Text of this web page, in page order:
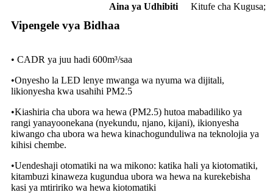
Aina ya Udhibiti
Kitufe cha Kugusa;
Vipengele vya Bidhaa
• CADR ya juu hadi 600m³/saa
•Onyesho la LED lenye mwanga wa nyuma wa dijitali,
likionyesha kwa usahihi PM2.5
•Kiashiria cha ubora wa hewa (PM2.5) hutoa mabadiliko ya
rangi yanayoonekana (nyekundu, njano, kijani), ikionyesha
kiwango cha ubora wa hewa kinachogunduliwa na teknolojia ya
kihisi chembe.
•Uendeshaji otomatiki na wa mikono: katika hali ya kiotomatiki,
kitambuzi kinaweza kugundua ubora wa hewa na kurekebisha
kasi ya mtiririko wa hewa kiotomatiki